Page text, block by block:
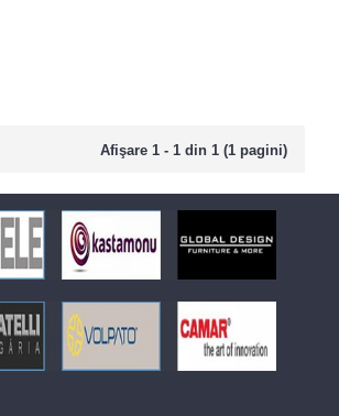
Afişare 1 - 1 din 1 (1 pagini)